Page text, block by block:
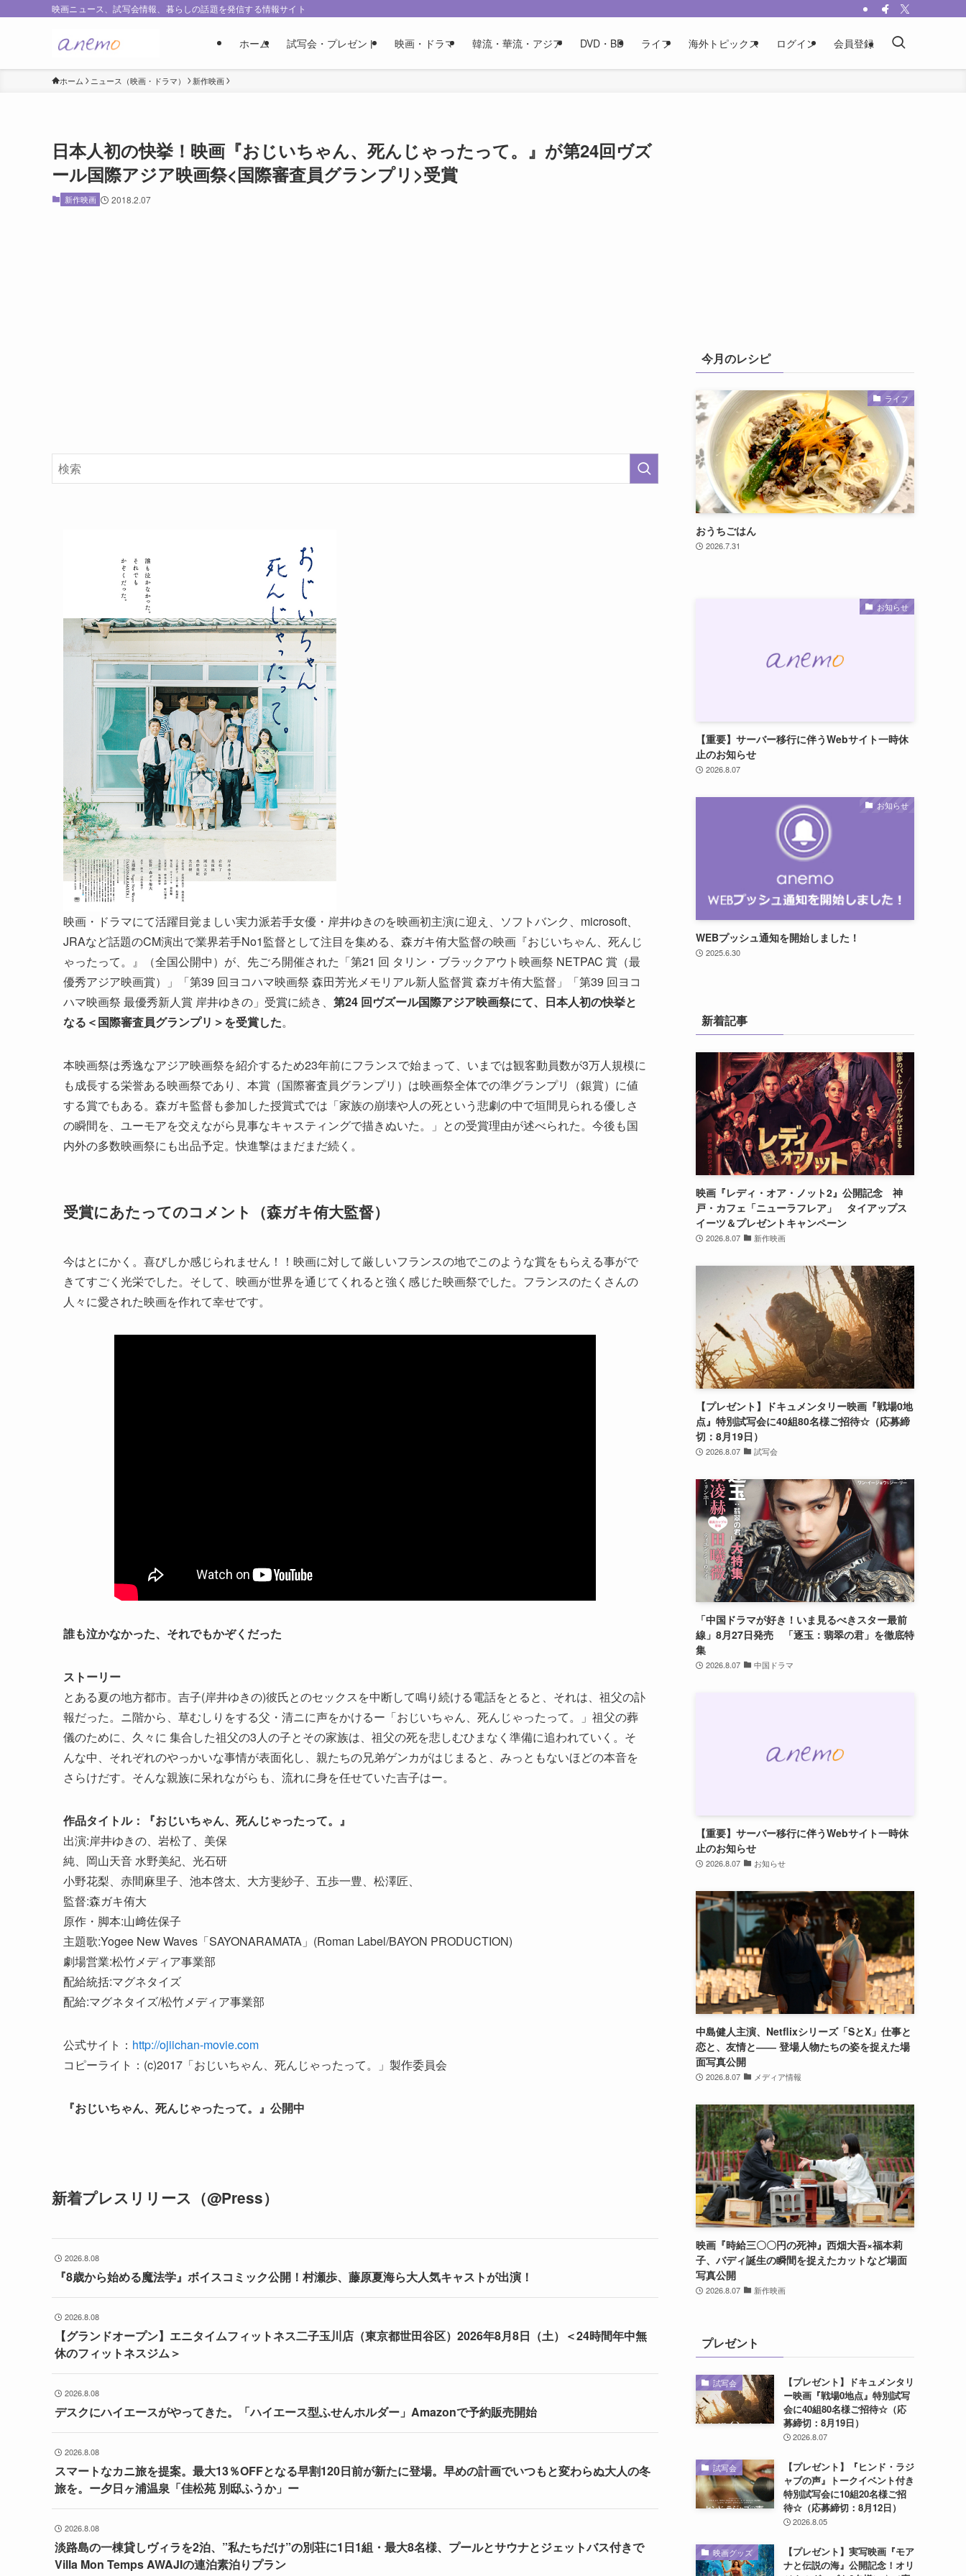
映画ニュース、試写会情報、暮らしの話題を発信する情報サイト
ホーム 試写会・プレゼント 映画・ドラマ 韓流・華流・アジア DVD・BD ライフ 海外トピックス ログイン 会員登録
ホーム ニュース（映画・ドラマ） 新作映画
日本人初の快挙！映画『おじいちゃん、死んじゃったって。』が第24回ヴズ
ール国際アジア映画祭<国際審査員グランプリ>受賞
新作映画 2018.2.07
映画・ドラマにて活躍目覚ましい実力派若手女優・岸井ゆきのを映画初主演に迎え、ソフトバンク、microsoft、
JRAなど話題のCM演出で業界若手No1監督として注目を集める、森ガキ侑大監督の映画『おじいちゃん、死んじ
ゃったって。』（全国公開中）が、先ごろ開催された「第21 回 タリン・ブラックアウト映画祭 NETPAC 賞（最
優秀アジア映画賞）」「第39 回ヨコハマ映画祭 森田芳光メモリアル新人監督賞 森ガキ侑大監督」「第39 回ヨコ
ハマ映画祭 最優秀新人賞 岸井ゆきの」受賞に続き、 第24 回ヴズール国際アジア映画祭にて、日本人初の快挙と
なる＜国際審査員グランプリ＞を受賞した。
本映画祭は秀逸なアジア映画祭を紹介するため23年前にフランスで始まって、いまでは観客動員数が3万人規模に
も成長する栄誉ある映画祭であり、本賞（国際審査員グランプリ）は映画祭全体での準グランプリ（銀賞）に値
する賞でもある。森ガキ監督も参加した授賞式では「家族の崩壊や人の死という悲劇の中で垣間見られる優しさ
の瞬間を、ユーモアを交えながら見事なキャスティングで描きぬいた。」との受賞理由が述べられた。今後も国
内外の多数映画祭にも出品予定。快進撃はまだまだ続く。
受賞にあたってのコメント（森ガキ侑大監督）
今はとにかく。喜びしか感じられません！！映画に対して厳しいフランスの地でこのような賞をもらえる事がで
きてすごく光栄でした。そして、映画が世界を通じてくれると強く感じた映画祭でした。フランスのたくさんの
人々に愛された映画を作れて幸せです。
誰も泣かなかった、それでもかぞくだった
ストーリー
とある夏の地方都市。吉子(岸井ゆきの)彼氏とのセックスを中断して鳴り続ける電話をとると、それは、祖父の訃
報だった。ニ階から、草むしりをする父・清ニに声をかけるー「おじいちゃん、死んじゃったって。」祖父の葬
儀のために、久々に 集合した祖父の3人の子とその家族は、祖父の死を悲しむひまなく準備に追われていく。そ
んな中、それぞれのやっかいな事情が表面化し、親たちの兄弟ゲンカがはじまると、みっともないほどの本音を
さらけだす。そんな親族に呆れながらも、流れに身を任せていた吉子はー。
作品タイトル：『おじいちゃん、死んじゃったって。』
出演:岸井ゆきの、岩松了、美保
純、岡⼭天⾳ ⽔野美紀、光⽯研
⼩野花梨、⾚間⿇⾥⼦、池本啓太、⼤⽅斐紗⼦、五歩⼀豊、松澤匠、
監督:森ガキ侑⼤
原作・脚本:⼭﨑佐保⼦
主題歌:Yogee New Waves「SAYONARAMATA」(Roman Label/BAYON PRODUCTION)
劇場営業:松⽵メディア事業部
配給統括:マグネタイズ
配給:マグネタイズ/松竹メディア事業部
公式サイト： http://ojiichan-movie.com
コピーライト：(c)2017「おじいちゃん、死んじゃったって。」製作委員会
『おじいちゃん、死んじゃったって。』公開中
新着プレスリリース（@Press）
2026.8.08
『8歳から始める魔法学』ボイスコミック公開！村瀬歩、藤原夏海ら大人気キャストが出演！
2026.8.08
【グランドオープン】エニタイムフィットネス二子玉川店（東京都世田谷区）2026年8月8日（土）＜24時間年中無
休のフィットネスジム＞
2026.8.08
デスクにハイエースがやってきた。「ハイエース型ふせんホルダー」Amazonで予約販売開始
2026.8.08
スマートなカニ旅を提案。最大13％OFFとなる早割120日前が新たに登場。早めの計画でいつもと変わらぬ大人の冬
旅を。ー夕日ヶ浦温泉「佳松苑 別邸ふうか」ー
2026.8.08
淡路島の一棟貸しヴィラを2泊、”私たちだけ”の別荘に1日1組・最大8名様、プールとサウナとジェットバス付きで
Villa Mon Temps AWAJIの連泊素泊りプラン
今月のレシピ
ライフ
おうちごはん
2026.7.31
お知らせ
【重要】サーバー移行に伴うWebサイト一時休
止のお知らせ
2026.8.07
お知らせ
WEBプッシュ通知を開始しました！
2025.6.30
新着記事
映画『レディ・オア・ノット2』公開記念 神
戸・カフェ「ニューラフレア」 タイアップス
イーツ＆プレゼントキャンペーン
2026.8.07 新作映画
【プレゼント】ドキュメンタリー映画『戦場0地
点』特別試写会に40組80名様ご招待☆（応募締
切：8月19日）
2026.8.07 試写会
「中国ドラマが好き！いま見るべきスター最前
線」8月27日発売 「逐玉：翡翠の君」を徹底特
集
2026.8.07 中国ドラマ
【重要】サーバー移行に伴うWebサイト一時休
止のお知らせ
2026.8.07 お知らせ
中島健人主演、Netflixシリーズ「SとX」仕事と
恋と、友情と―― 登場人物たちの姿を捉えた場
面写真公開
2026.8.07 メディア情報
映画『時給三〇〇円の死神』西畑大吾×福本莉
子、バディ誕生の瞬間を捉えたカットなど場面
写真公開
2026.8.07 新作映画
プレゼント
試写会
【プレゼント】ドキュメンタリ
ー映画『戦場0地点』特別試写
会に40組80名様ご招待☆（応
募締切：8月19日）
2026.8.07
試写会
【プレゼント】『ヒンド・ラジ
ャブの声』トークイベント付き
特別試写会に10組20名様ご招
待☆（応募締切：8月12日）
2026.8.05
映画グッズ
【プレゼント】実写映画『モア
ナと伝説の海』公開記念！オリ